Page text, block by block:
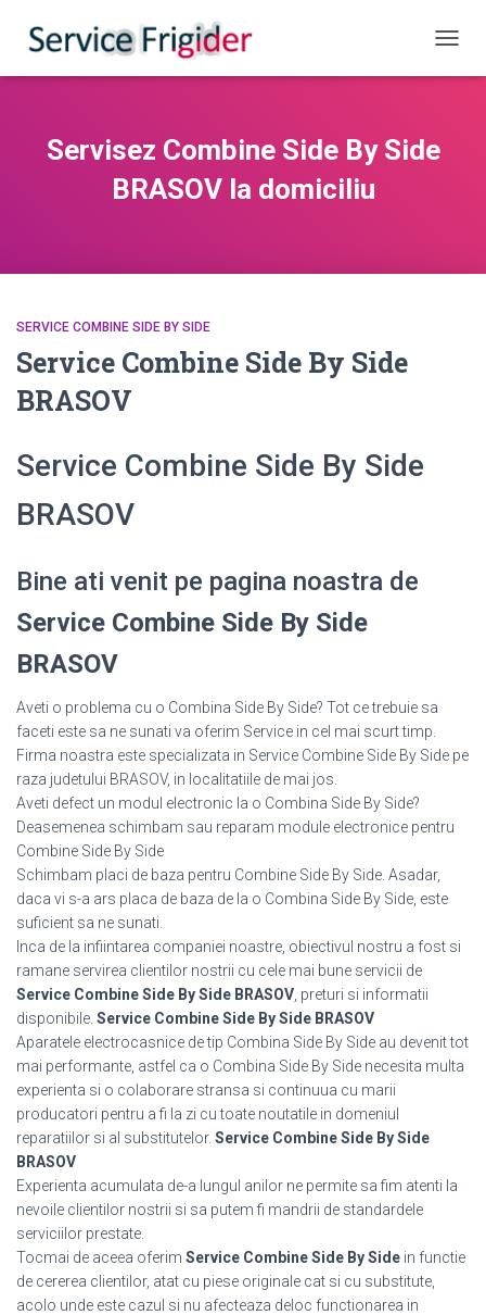
Servisez Combine Side By Side
BRASOV la domiciliu
SERVICE COMBINE SIDE BY SIDE
Service Combine Side By Side
BRASOV
Service Combine Side By Side
BRASOV
Bine ati venit pe pagina noastra de
Service Combine Side By Side
BRASOV
Aveti o problema cu o Combina Side By Side? Tot ce trebuie sa
faceti este sa ne sunati va oferim Service in cel mai scurt timp.
Firma noastra este specializata in Service Combine Side By Side pe
raza judetului BRASOV, in localitatiile de mai jos.
Aveti defect un modul electronic la o Combina Side By Side?
Deasemenea schimbam sau reparam module electronice pentru
Combine Side By Side
Schimbam placi de baza pentru Combine Side By Side. Asadar,
daca vi s-a ars placa de baza de la o Combina Side By Side, este
suficient sa ne sunati.
Inca de la infiintarea companiei noastre, obiectivul nostru a fost si
ramane servirea clientilor nostrii cu cele mai bune servicii de
Service Combine Side By Side BRASOV , preturi si informatii
disponibile. Service Combine Side By Side BRASOV
Aparatele electrocasnice de tip Combina Side By Side au devenit tot
mai performante, astfel ca o Combina Side By Side necesita multa
experienta si o colaborare stransa si continuua cu marii
producatori pentru a fi la zi cu toate noutatile in domeniul
reparatiilor si al substitutelor. Service Combine Side By Side
BRASOV
Experienta acumulata de-a lungul anilor ne permite sa fim atenti la
nevoile clientilor nostrii si sa putem fi mandrii de standardele
serviciilor prestate.
Tocmai de aceea oferim Service Combine Side By Side in functie
de cererea clientilor, atat cu piese originale cat si cu substitute,
acolo unde este cazul si nu afecteaza deloc functionarea in